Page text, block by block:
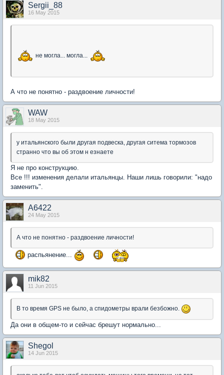
Sergii_88
16 May 2015
не могла... могла...
А что не понятно - раздвоение личности!
WAW
18 May 2015
у итальянского были другая подвеска, другая ситема тормозов
странно что вы об этом н езнаете
Я не про конструкцию.
Все !!! изменения делали итальянцы. Наши лишь говорили: "надо
заменить".
А6422
24 May 2015
А что не понятно - раздвоение личности!
распьянение...
mik82
11 Jun 2015
В то время GPS не было, а спидометры врали безбожно.
Да они в общем-то и сейчас брешут нормально...
Shegol
14 Jun 2015